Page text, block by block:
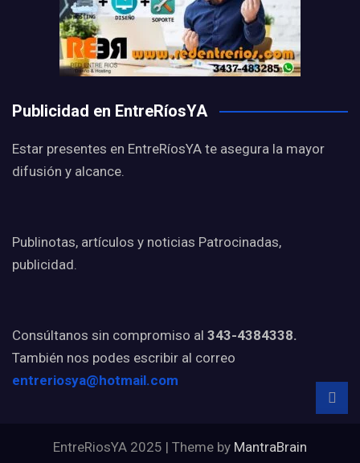
Publicidad en EntreRíosYA
Estar presentes en EntreRíosYA te asegura la mayor
difusión y alcance.
Publinotas, artículos y noticias Patrocinadas,
publicidad.
Consúltanos sin compromiso al 343-4384338.
También nos podes escribir al correo
entreriosya@hotmail.com
EntreRiosYA 2025 | Theme by MantraBrain